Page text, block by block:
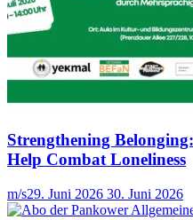
Strengthening
Help Combat Loneliness
m/s29. Juni 2026 30. Juni 2026